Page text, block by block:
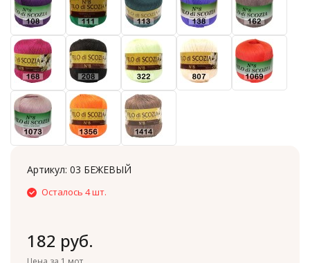
Артикул: 03 БЕЖЕВЫЙ
Осталось 4 шт.
182 руб.